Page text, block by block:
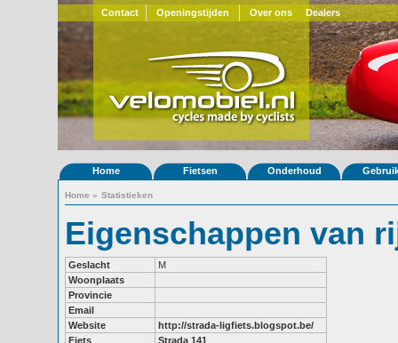
Contact Openingstijden Over ons Dealers
Home Fietsen Onderhoud
Home » Statistieken
Eigenschappen van
Geslacht
M
Woonplaats
Provincie
Email
Website
http://strada-ligfiets.blogspot.be/
Fiets
Strada 141